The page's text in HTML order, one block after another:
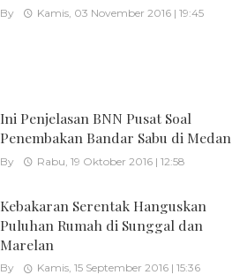
By Kamis, 03 November 2016 | 19:45
Ini Penjelasan BNN Pusat Soal
Penembakan Bandar Sabu di Medan
By Rabu, 19 Oktober 2016 | 12:58
Kebakaran Serentak Hanguskan
Puluhan Rumah di Sunggal dan
Marelan
By Kamis, 15 September 2016 | 15:36